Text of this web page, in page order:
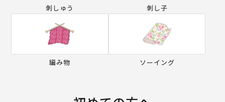
刺しゅう 刺し子
編み物 ソーイング